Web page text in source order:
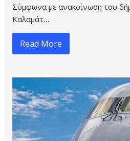
Σύμφωνα με ανακοίνωση του
Καλαμάτ…
Read More